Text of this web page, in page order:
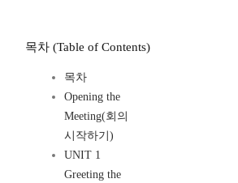
목차 (Table of Contents)
목차
Opening the
Meeting(회의
시작하기)
UNIT 1
Greeting the